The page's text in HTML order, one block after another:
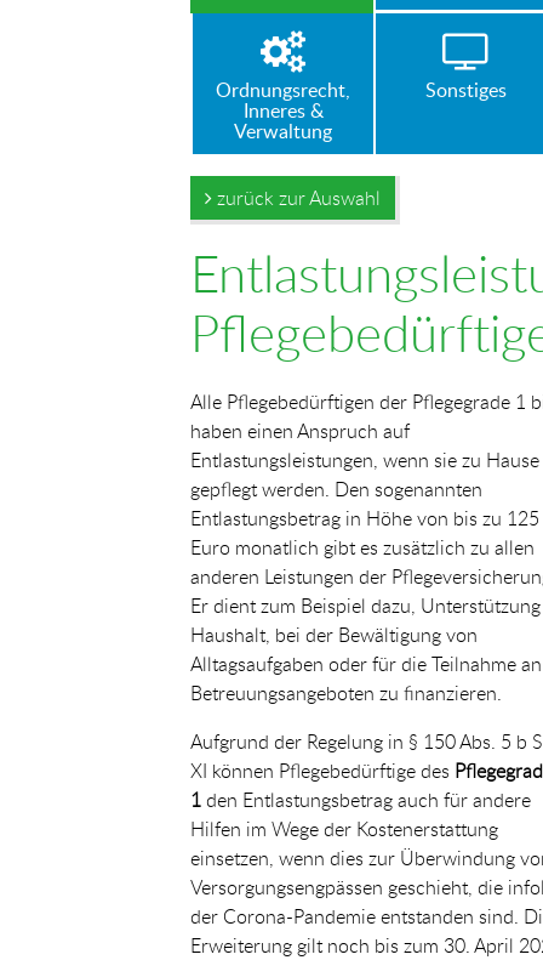
Ordnungsrecht,
Inneres &
Verwaltung
Sonstiges
zurück zur Auswahl
Alle Pflegebedürftigen der Pflegegrade 1
haben einen Anspruch auf
Entlastungsleistungen, wenn sie zu Hause
gepflegt werden. Den sogenannten
Entlastungsbetrag in Höhe von bis zu 125
Euro monatlich gibt es zusätzlich zu allen
anderen Leistungen der
Er dient zum Beispiel dazu,
Haushalt, bei der Bewältigung von
Alltagsaufgaben oder für die Teilnahme an
Betreuungsangeboten zu finanzieren.
Aufgrund der Regelung in § 150 Abs. 5 b
XI können Pflegebedürftige des
1 den Entlastungsbetrag auch für andere
Hilfen im Wege der Kostenerstattung
einsetzen, wenn dies zur Überwindung
Versorgungsengpässen geschieht, die
der Corona-Pandemie entstanden sind.
Erweiterung gilt noch bis zum 30. April